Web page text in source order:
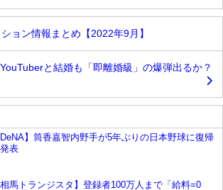
ョン情報まとめ【2022年9月】
と結婚も「即離婚級」の爆弾出るか？
DeNA】筒香嘉智内野手が5年ぶりの日本野球に復帰
表
相馬トランジスタ】登録者100万人まで「給料=0